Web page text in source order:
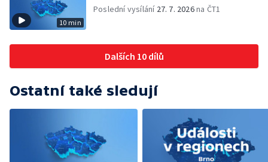
10 min
Poslední vysílání 27. 7. 2026na ČT1
Dalších 10 dílů
Ostatní také sledují